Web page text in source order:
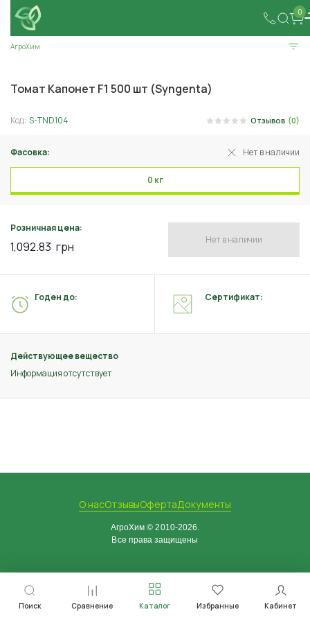
0
Поиск Сравнение Каталог Избранные Кабинет
АгроХим
Томат Капонет F1 500 шт (Syngenta)
Код: S-TND104 Отзывов (0)
Фасовка: Нет в наличии
0 кг
Розничная цена:
1,092.83 грн Нет в наличии
Действующее вещество
Информация отсутствует
Годен до: Сертификат:
О насОтзывыОфертаДокументы
АгроХим © 2010-2026.
Все права защищены